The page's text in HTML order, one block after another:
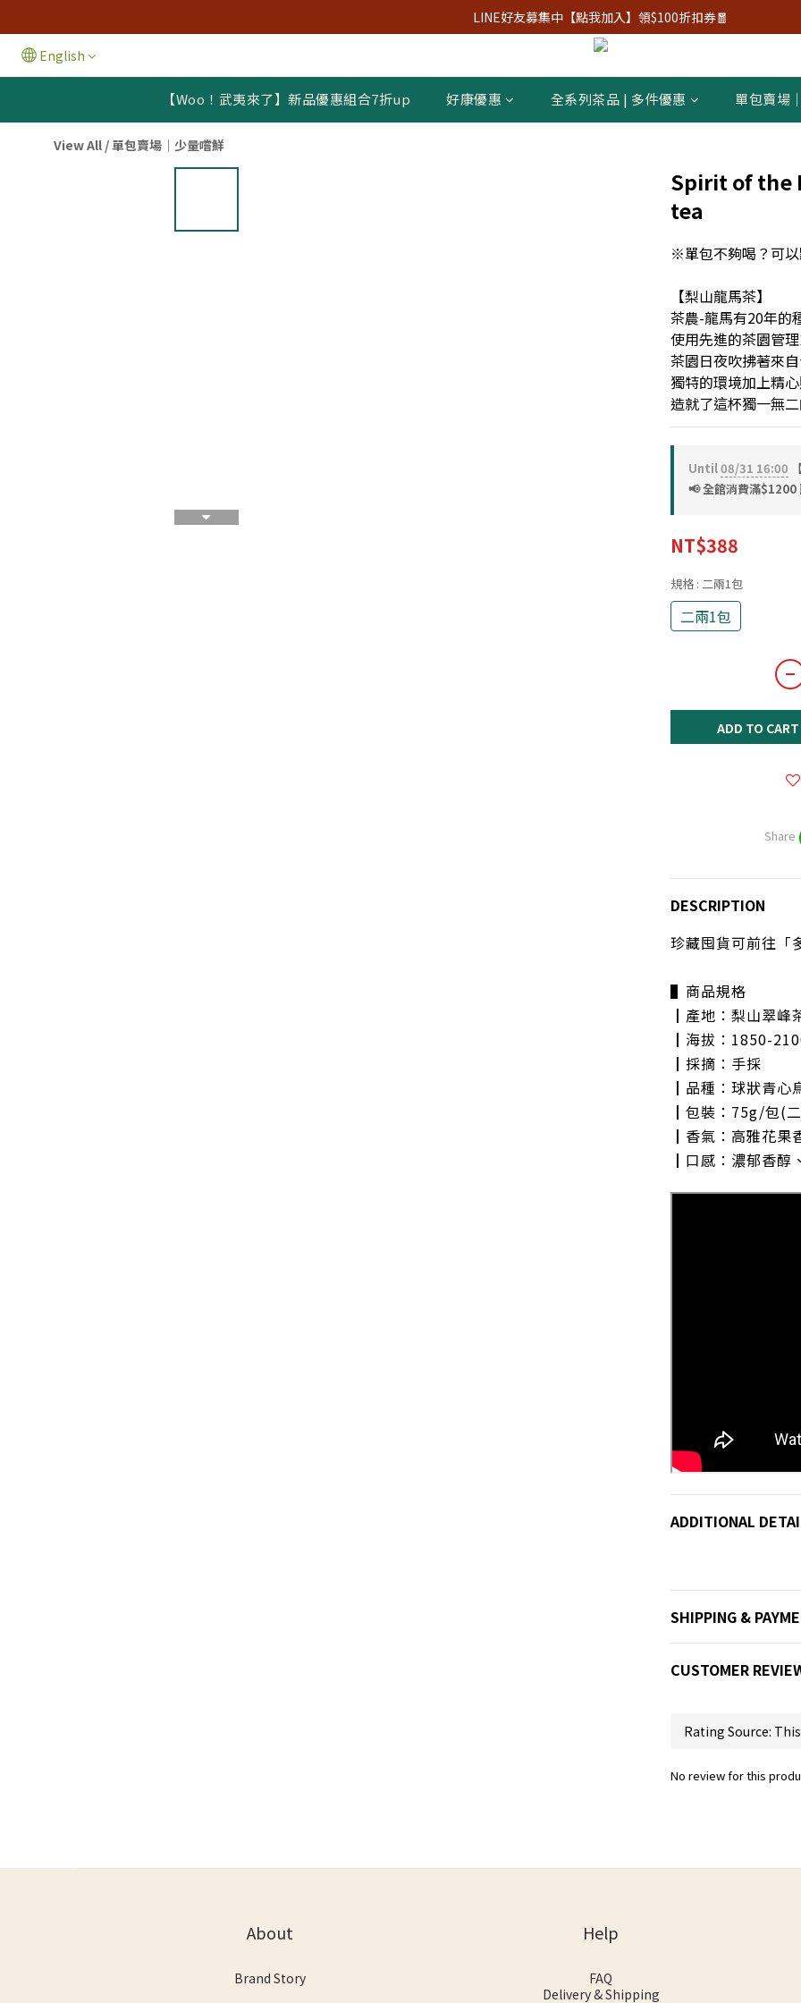
LINE好友募集中【點我加入】領$100折扣券🧧
English
【Woo！武夷來了】新品優惠組合7折up 好康優惠 全系列茶品 | 多件優惠 單包賣場
View All /單包賣場｜少量嚐鮮
Spirit of the
tea
※單包不夠喝？可
【梨山龍馬茶】
茶農-龍馬有20年的
使用先進的茶園管
茶園日夜吹拂著來
獨特的環境加上精
造就了這杯獨一無
Until08/31 16:00
📢 全館消費滿
NT$388
規格 : 二兩1包
二兩1包
ADD TO CART
Share
DESCRIPTION
珍藏囤貨可前往「
▌商品規格
┃產地：梨山翠峰
┃海拔：1850-
┃採摘：手採
┃品種：球狀青心
┃包裝：75g/包(
┃香氣：高雅花果
┃口感：濃郁香醇
ADDITIONAL
SHIPPING &
CUSTOMER
No review for this
About
Brand Story
Help
FAQ
Delivery & Shipping